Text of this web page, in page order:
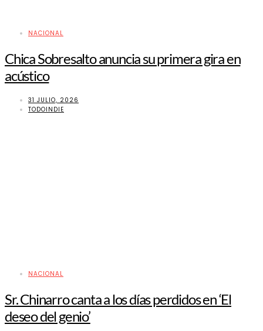
NACIONAL
Chica Sobresalto anuncia su primera gira en
acústico
31 JULIO, 2026
TODOINDIE
NACIONAL
Sr. Chinarro canta a los días perdidos en ‘El
deseo del genio’